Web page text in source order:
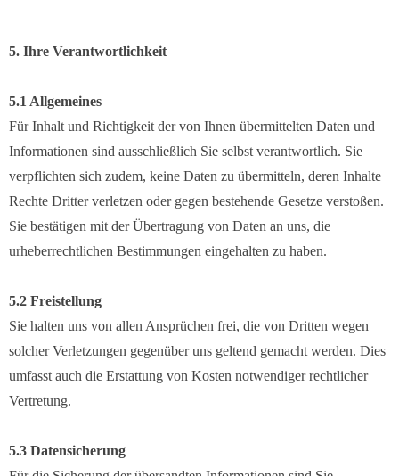
5. Ihre Verantwortlichkeit
5.1 Allgemeines
Für Inhalt und Richtigkeit der von Ihnen übermittelten Daten und
Informationen sind ausschließlich Sie selbst verantwortlich. Sie
verpflichten sich zudem, keine Daten zu übermitteln, deren Inhalte
Rechte Dritter verletzen oder gegen bestehende Gesetze verstoßen.
Sie bestätigen mit der Übertragung von Daten an uns, die
urheberrechtlichen Bestimmungen eingehalten zu haben.
5.2 Freistellung
Sie halten uns von allen Ansprüchen frei, die von Dritten wegen
solcher Verletzungen gegenüber uns geltend gemacht werden. Dies
umfasst auch die Erstattung von Kosten notwendiger rechtlicher
Vertretung.
5.3 Datensicherung